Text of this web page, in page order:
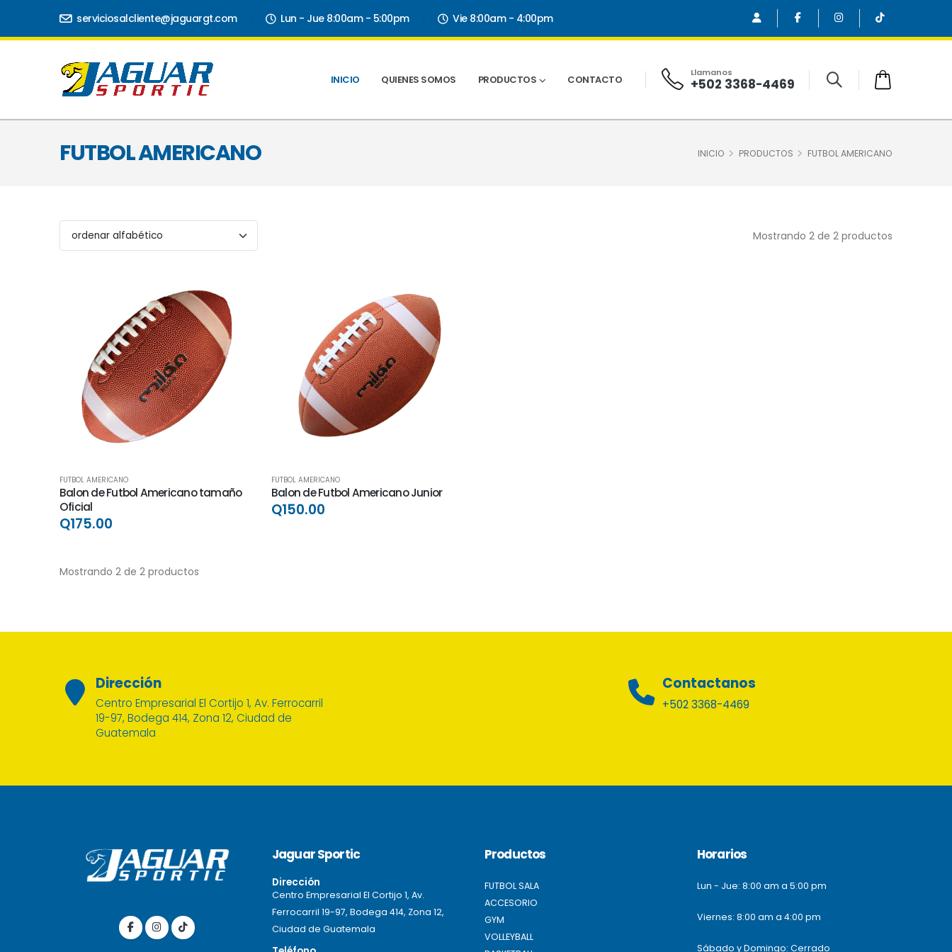
serviciosalcliente@jaguargt.com Lun - Jue 8:00am - 5:00pm Vie 8:00am - 4:00pm
INICIO QUIENES SOMOS PRODUCTOS CONTACTO
Llamanos
+502 3368-4469
FUTBOL AMERICANO INICIO PRODUCTOS FUTBOL AMERICANO
Mostrando 2 de 2 productos
FUTBOL AMERICANO
Balon de Futbol Americano tamaño
Oficial
Q175.00
FUTBOL AMERICANO
Balon de Futbol Americano Junior
Q150.00
Mostrando 2 de 2 productos
Dirección
Centro Empresarial El Cortijo 1, Av. Ferrocarril
19-97, Bodega 414, Zona 12, Ciudad de
Guatemala
Contactanos
+502 3368-4469
Jaguar Sportic
Dirección
Centro Empresarial El Cortijo 1, Av.
Ferrocarril 19-97, Bodega 414, Zona 12,
Ciudad de Guatemala
Productos
FUTBOL SALA
ACCESORIO
GYM
VOLLEYBALL
Horarios
Lun - Jue: 8:00 am a 5:00 pm
Viernes: 8:00 am a 4:00 pm
Sábado y Domingo: Cerrado